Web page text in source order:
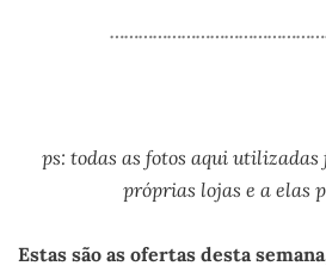
ps: todas as fotos aqui
próprias lojas e a elas
Estas são as ofertas desta